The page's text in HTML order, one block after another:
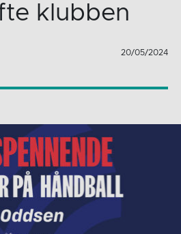
klubben
20/05/2024